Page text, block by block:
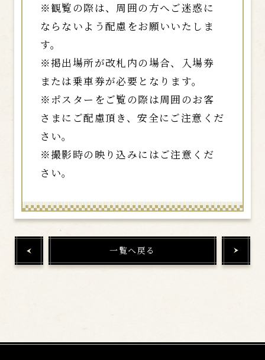
※観覧の際は、周囲の方へご迷惑に
ならないよう配慮をお願いいたしま
す。
※掲出場所が改札内の場合、入場券
または乗車券が必要となります。
※ポスターをご覧の際は周囲のお客
さまにご配慮頂き、安全にご注意くだ
さい。
※撮影時の映り込みにはご注意くだ
さい。
一覧へ戻る